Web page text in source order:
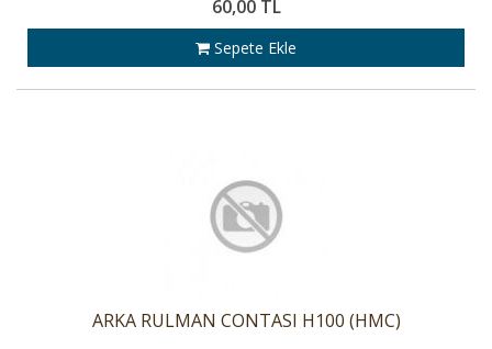
60,00 TL
Sepete Ekle
ARKA RULMAN CONTASI H100 (HMC)